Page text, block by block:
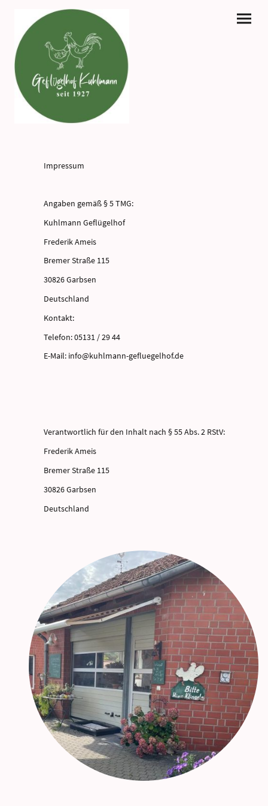
Impressum
Angaben gemäß § 5 TMG:
Kuhlmann Geflügelhof
Frederik Ameis
Bremer Straße 115
30826 Garbsen
Deutschland
Kontakt:
Telefon: 05131 / 29 44
E-Mail: info@kuhlmann-gefluegelhof.de
Verantwortlich für den Inhalt nach § 55 Abs. 2 RStV:
Frederik Ameis
Bremer Straße 115
30826 Garbsen
Deutschland